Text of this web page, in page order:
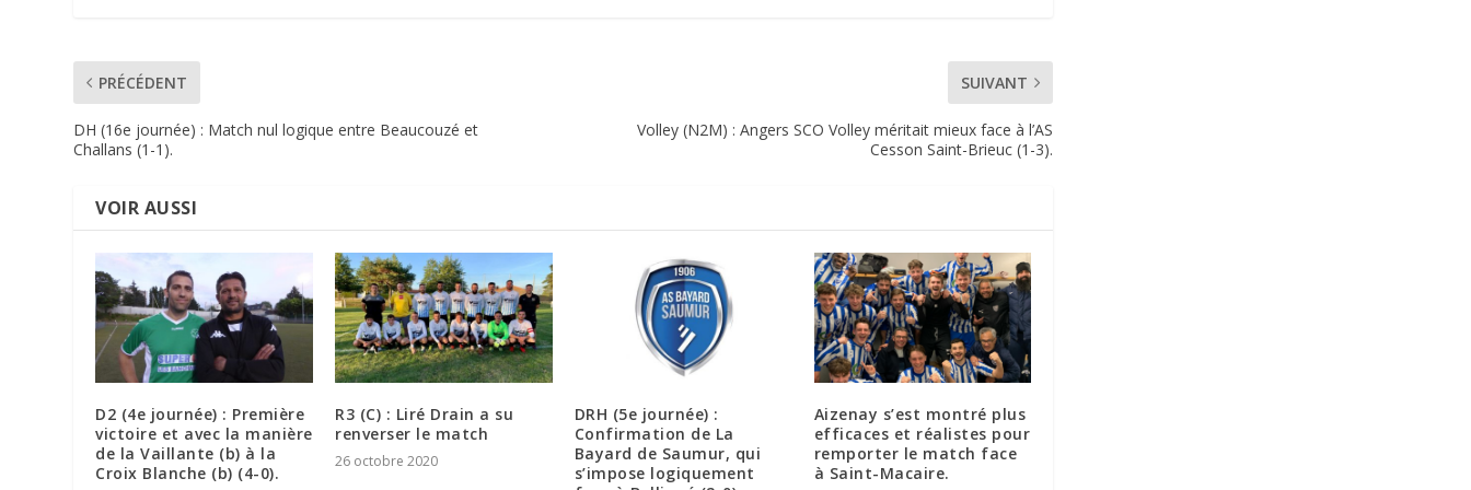
PRÉCÉDENT
DH (16e journée) : Match nul logique entre Beaucouzé et
Challans (1-1).
SUIVANT
Volley (N2M) : Angers SCO Volley méritait mieux face à l’AS
Cesson Saint-Brieuc (1-3).
VOIR AUSSI
D2 (4e journée) : Première
victoire et avec la manière
de la Vaillante (b) à la
Croix Blanche (b) (4-0).
R3 (C) : Liré Drain a su
renverser le match
26 octobre 2020
DRH (5e journée) :
Confirmation de La
Bayard de Saumur, qui
s’impose logiquement
Aizenay s’est montré plus
efficaces et réalistes pour
remporter le match face
à Saint-Macaire.